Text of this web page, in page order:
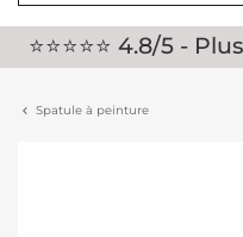
⭐⭐⭐⭐⭐ 4.8/5 -
Spatule à peinture